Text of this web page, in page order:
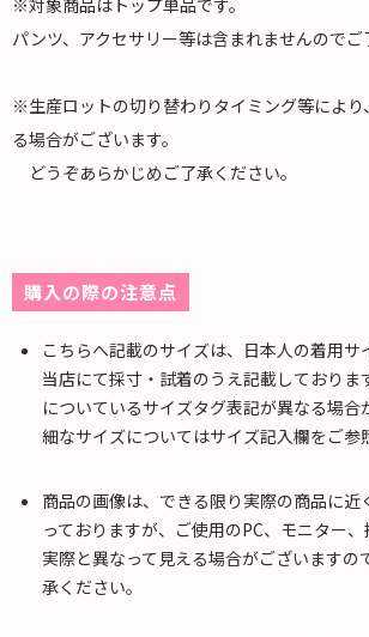
パンツ、アクセサリー等は含まれませんのでご
※生産ロットの切り替わりタイミング等により
る場合がございます。
どうぞあらかじめご了承ください。
購入の際の注意点
こちらへ記載のサイズは、日本人の着用サ
当店にて採寸・試着のうえ記載しておりま
についているサイズタグ表記が異なる場合
細なサイズについてはサイズ記入欄をご参
商品の画像は、できる限り実際の商品に近
っておりますが、ご使用のPC、モニター
実際と異なって見える場合がございますの
承ください。